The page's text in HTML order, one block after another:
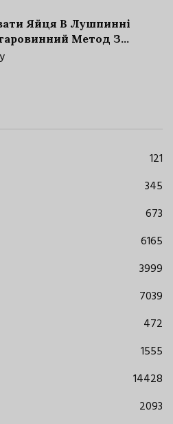
Яйця В Лушпинні
Метод З
Нюансами
121
345
673
6165
3999
7039
472
1555
14428
2093